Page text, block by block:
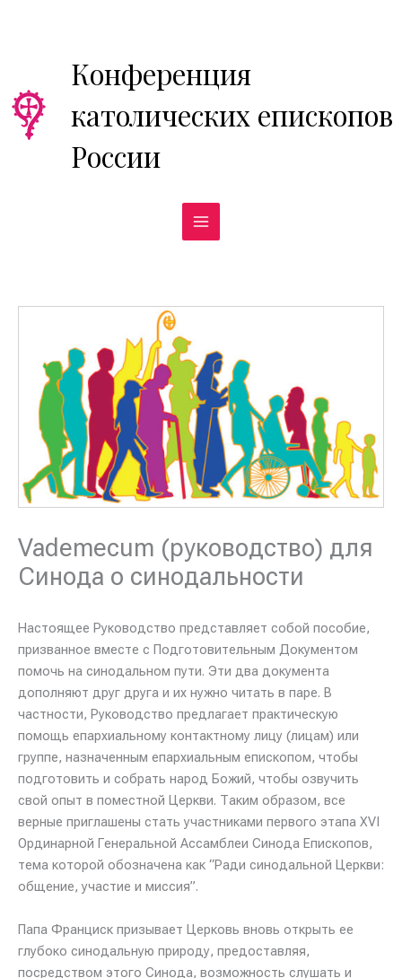
Конференция
католических епископов
России
Vademecum (руководство) для
Синода о синодальности
Настоящее Руководство представляет собой пособие,
призванное вместе с Подготовительным Документом
помочь на синодальном пути. Эти два документа
дополняют друг друга и их нужно читать в паре. В
частности, Руководство предлагает практическую
помощь епархиальному контактному лицу (лицам) или
группе, назначенным епархиальным епископом, чтобы
подготовить и собрать народ Божий, чтобы озвучить
свой опыт в поместной Церкви. Таким образом, все
верные приглашены стать участниками первого этапа XVI
Ординарной Генеральной Ассамблеи Синода Епископов,
тема которой обозначена как “Ради синодальной Церкви:
общение, участие и миссия”.
Папа Франциск призывает Церковь вновь открыть ее
глубоко синодальную природу, предоставляя,
посредством этого Синода, возможность слушать и